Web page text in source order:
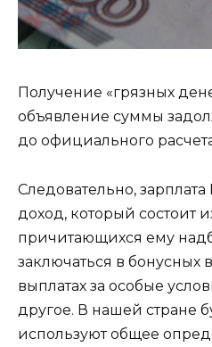
Получение «грязных
объявление суммы
до официального
Следовательно, зарплата
доход, который состоит
причитающихся ему
заключаться в бонусных
выплатах за особые
другое. В нашей стране
используют общее